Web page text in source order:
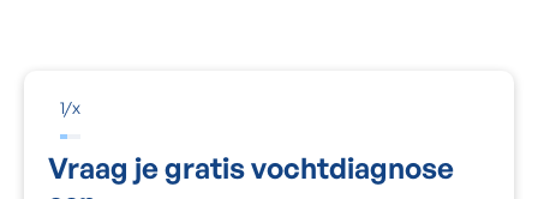
1/x
Vraag je gratis vochtdiagnose